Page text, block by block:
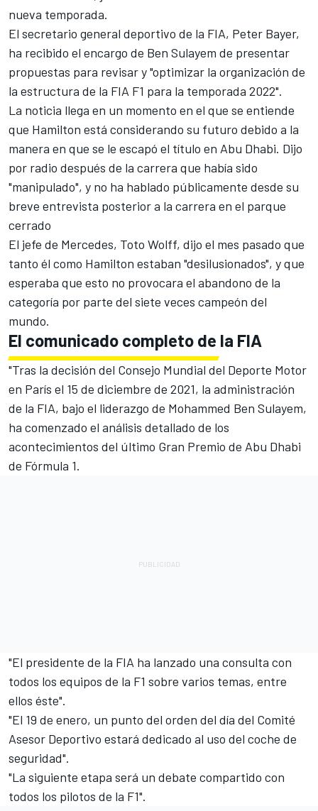
nueva temporada.
El secretario general deportivo de la FIA, Peter Bayer,
ha recibido el encargo de Ben Sulayem de presentar
propuestas para revisar y "optimizar la organización de
la estructura de la FIA F1 para la temporada 2022".
La noticia llega en un momento en el que se entiende
que Hamilton está considerando su futuro debido a la
manera en que se le escapó el título en Abu Dhabi. Dijo
por radio después de la carrera que había sido
"manipulado", y no ha hablado públicamente desde su
breve entrevista posterior a la carrera en el parque
cerrado
El jefe de Mercedes, Toto Wolff, dijo el mes pasado que
tanto él como Hamilton estaban "desilusionados", y que
esperaba que esto no provocara el abandono de la
categoría por parte del siete veces campeón del
mundo.
El comunicado completo de la FIA
"Tras la decisión del Consejo Mundial del Deporte Motor
en París el 15 de diciembre de 2021, la administración
de la FIA, bajo el liderazgo de Mohammed Ben Sulayem,
ha comenzado el análisis detallado de los
acontecimientos del último Gran Premio de Abu Dhabi
de Fórmula 1.
"El presidente de la FIA ha lanzado una consulta con
todos los equipos de la F1 sobre varios temas, entre
ellos éste".
"El 19 de enero, un punto del orden del día del Comité
Asesor Deportivo estará dedicado al uso del coche de
seguridad".
"La siguiente etapa será un debate compartido con
todos los pilotos de la F1".